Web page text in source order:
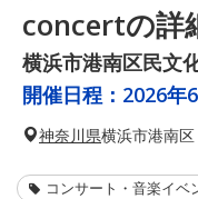
concertの詳
横浜市港南区民文
開催日程： 2026年
神奈川県横浜市港南区
コンサート・音楽イベ